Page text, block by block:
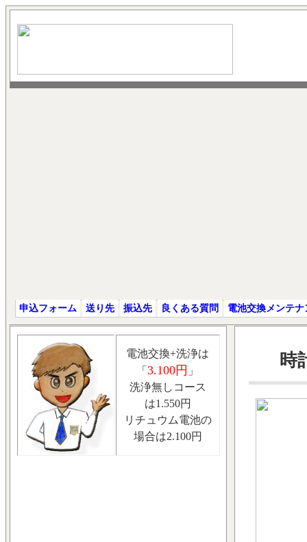
申込フォーム 送り先 振込先 良くある質問 電池交換メンテナ
電池交換+洗浄は
「 3.100円 」
洗浄無しコース
は1.550円
リチュウム電池の
場合は2.100円
時